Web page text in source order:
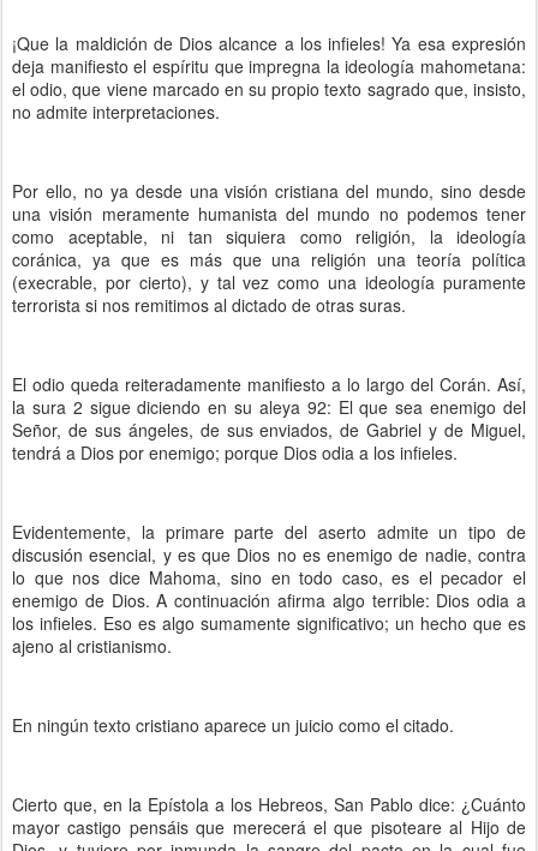
¡Que la maldición de Dios alcance a los infieles! Ya esa expresión
deja manifiesto el espíritu que impregna la ideología mahometana:
el odio, que viene marcado en su propio texto sagrado que, insisto,
no admite interpretaciones.
Por ello, no ya desde una visión cristiana del mundo, sino desde
una visión meramente humanista del mundo no podemos tener
como aceptable, ni tan siquiera como religión, la ideología
coránica, ya que es más que una religión una teoría política
(execrable, por cierto), y tal vez como una ideología puramente
terrorista si nos remitimos al dictado de otras suras.
El odio queda reiteradamente manifiesto a lo largo del Corán. Así,
la sura 2 sigue diciendo en su aleya 92: El que sea enemigo del
Señor, de sus ángeles, de sus enviados, de Gabriel y de Miguel,
tendrá a Dios por enemigo; porque Dios odia a los infieles.
Evidentemente, la primare parte del aserto admite un tipo de
discusión esencial, y es que Dios no es enemigo de nadie, contra
lo que nos dice Mahoma, sino en todo caso, es el pecador el
enemigo de Dios. A continuación afirma algo terrible: Dios odia a
los infieles. Eso es algo sumamente significativo; un hecho que es
ajeno al cristianismo.
En ningún texto cristiano aparece un juicio como el citado.
Cierto que, en la Epístola a los Hebreos, San Pablo dice: ¿Cuánto
mayor castigo pensáis que merecerá el que pisoteare al Hijo de